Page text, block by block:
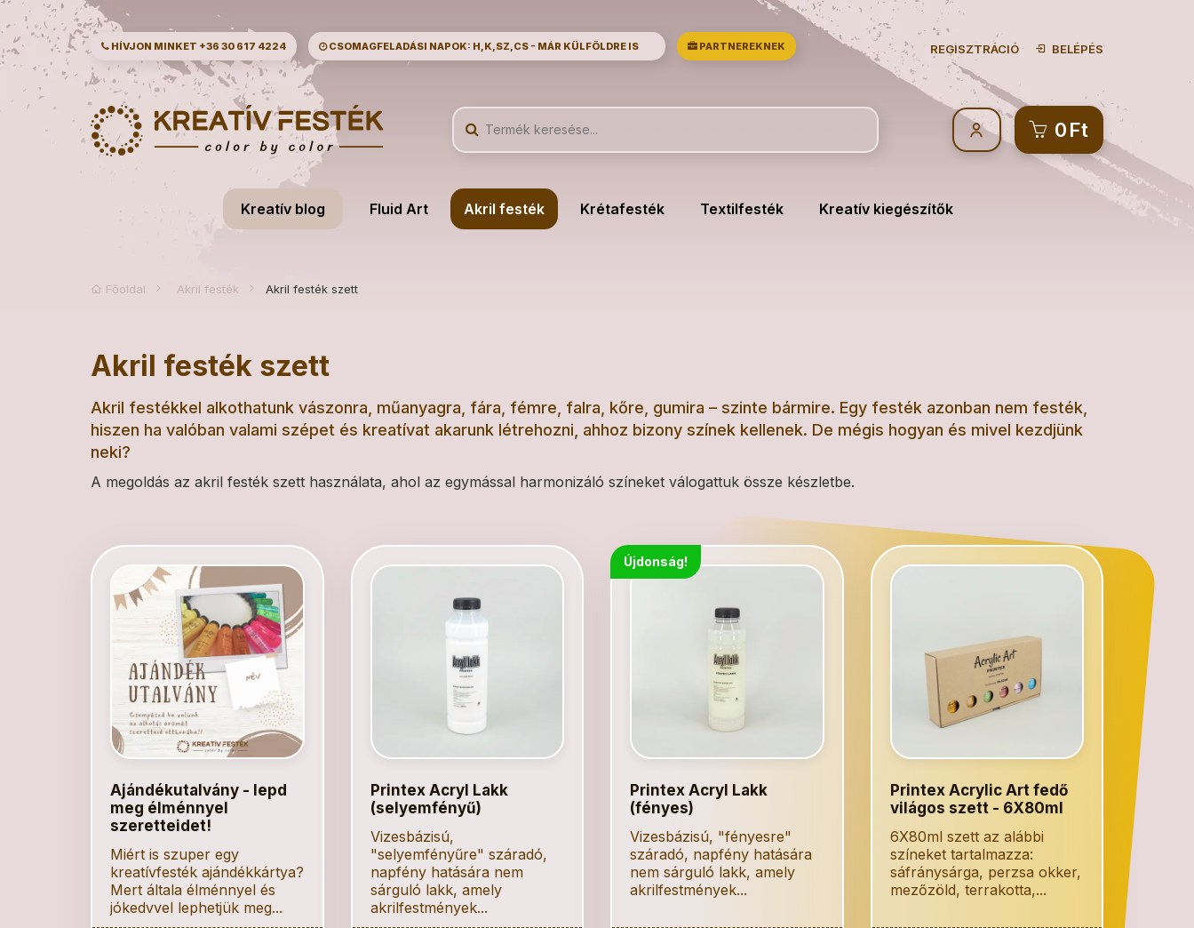
HÍVJON MINKET +36 30 617 4224 CSOMAGFELADÁSI NAPOK: H,K,SZ,CS - MÁR KÜLFÖLDRE IS PARTNEREKNEK REGISZTRÁCIÓ BELÉPÉS
0Ft
Kreatív blog Fluid Art Akril festék Krétafesték Textilfesték Kreatív kiegészítők
Főoldal Akril festék Akril festék szett
Akril festék szett
Akril festékkel alkothatunk vászonra, műanyagra, fára, fémre, falra, kőre, gumira – szinte bármire. Egy festék azonban nem festék,
hiszen ha valóban valami szépet és kreatívat akarunk létrehozni, ahhoz bizony színek kellenek. De mégis hogyan és mivel kezdjünk
neki?
A megoldás az akril festék szett használata, ahol az egymással harmonizáló színeket válogattuk össze készletbe.
Ajándékutalvány - lepd
meg élménnyel
szeretteidet!
Miért is szuper egy
kreatívfesték ajándékkártya?
Mert általa élménnyel és
jókedvvel lephetjük meg...
Printex Acryl Lakk
(selyemfényű)
Vizesbázisú,
"selyemfényűre" száradó,
napfény hatására nem
sárguló lakk, amely
akrilfestmények...
Újdonság!
Printex Acryl Lakk
(fényes)
Vizesbázisú, "fényesre"
száradó, napfény hatására
nem sárguló lakk, amely
akrilfestmények...
Printex Acrylic Art fedő
világos szett - 6X80ml
6X80ml szett az alábbi
színeket tartalmazza:
sáfránysárga, perzsa okker,
mezőzöld, terrakotta,...